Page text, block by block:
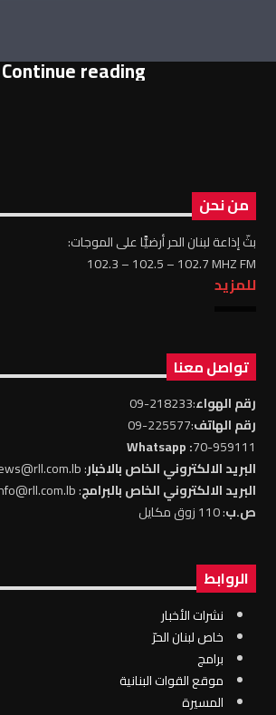
Continue reading
من نحن
بثّ إذاعة لبنان الحر أرضيًّا على الموجات:
102.3 – 102.5 – 102.7 MHZ FM
للمزيد
تواصل معنا
رقم الهواء:218233-09
رقم الهاتف:225577-09
70-959111
: Whatsapp
البريد الالكتروني الخاص بالاخبار: news@rll.com.lb
البريد الالكتروني الخاص بالبرامج: info@rll.com.lb
ص.ب: 110 زوق مكايل
الروابط
نشرات الأخبار
خاص لبنان الحرّ
برامج
موقع القوات البنانية
المسيرة